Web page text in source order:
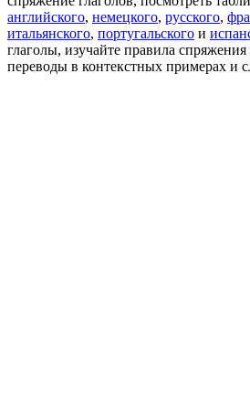
английского, немецкого, русского,
итальянского, португальского и
глаголы, изучайте правила
переводы в контекстных примерах и